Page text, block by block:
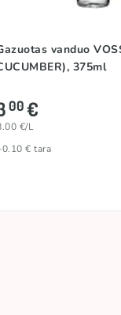
vanduo
375ml
00€
€/L
€ tara